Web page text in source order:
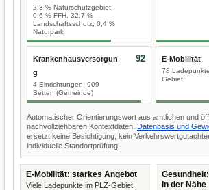
2,3 % Naturschutzgebiet,
0,6 % FFH, 32,7 %
Landschaftsschutz, 0,4 %
Naturpark
Krankenhausversorgun
g
4 Einrichtungen, 909
Betten (Gemeinde)
92 E-Mobilität
78
Gebiet
Automatischer Orientierungswert aus amtlichen und
nachvollziehbaren Kontextdaten. Datenbasis und
ersetzt keine Besichtigung, kein
individuelle Standortprüfung.
E-Mobilität: starkes Angebot
Viele Ladepunkte im PLZ-Gebiet.
in der Nähe